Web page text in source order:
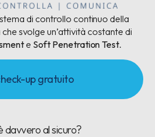
di controllo continuo della
svolge un’attività costante di
e Soft Penetration Test.
up gratuito
davvero al sicuro?